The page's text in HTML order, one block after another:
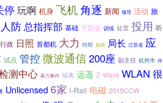
停玩啊 机身 飞机角逐 新闻 领导 活动 旅
人防总指挥部 基础 干部会 训练 处置 投用 听
行政 日照 首都机 大力 特斯 超级 局长 江苏省 应
试点 管控微波通信200座 副主任 杭州市 许
测中心 暴力事件 隔离 远遥 Z-Wave WLAN 很
Unlicensed6家 i-Rail 电磁 2015CCW